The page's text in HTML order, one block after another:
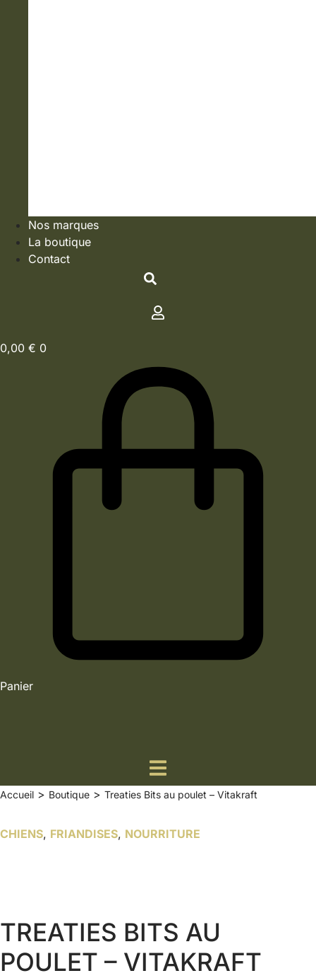
Nos marques
La boutique
Contact
0,00 € 0
Panier
Accueil > Boutique > Treaties Bits au poulet – Vitakraft
CHIENS, FRIANDISES, NOURRITURE
TREATIES BITS AU
POULET – VITAKRAFT